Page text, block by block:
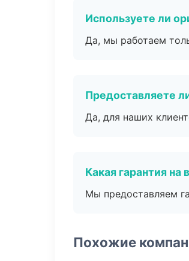
Используете ли
Да, мы работаем
Предоставляете
Да, для наших
Какая гарантия
Мы предоставляем
Похожие